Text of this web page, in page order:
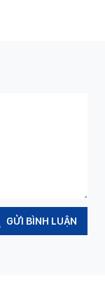
GỬI BÌNH LUẬN